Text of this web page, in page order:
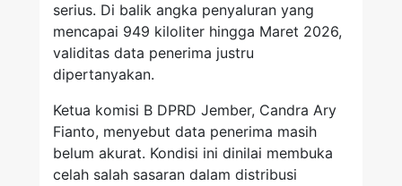
serius. Di balik angka penyaluran yang
mencapai 949 kiloliter hingga Maret 2026,
validitas data penerima justru
dipertanyakan.
Ketua komisi B DPRD Jember, Candra Ary
Fianto, menyebut data penerima masih
belum akurat. Kondisi ini dinilai membuka
celah salah sasaran dalam distribusi